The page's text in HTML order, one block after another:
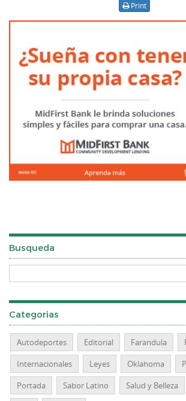
Print
Busqueda
Categorias
Autodeportes Editorial Farandula
Internacionales
Leyes Oklahoma
Portada
Sabor Latino Salud y Belleza